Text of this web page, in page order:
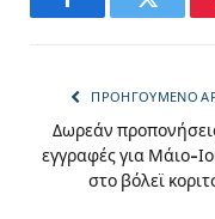
FacebookTwitter
ΠΡΟΗΓΟΎΜΕΝΟ
Δωρεάν
εγγραφές για Μάιο-
στο βόλεϊ